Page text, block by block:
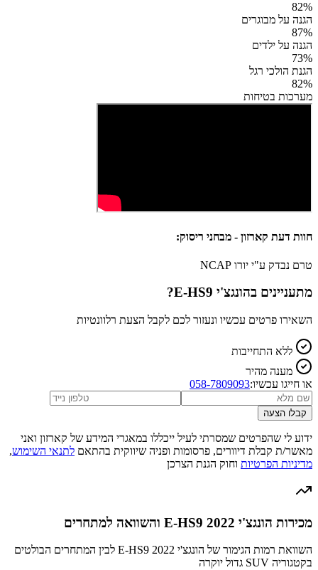
82%
הגנה על מבוגרים
87%
הגנה על ילדים
73%
הגנת הולכי רגל
82%
מערכות בטיחות
חוות דעת קארזון - מבחני ריסוק:
טרם נבדק ע"י יורו NCAP
מתעניינים בהונגצ'י E-HS9 ?
השאירו פרטים עכשיו ונעזור לכם לקבל הצעת רלוונטיות
ללא התחייבות
מענה מהיר
או חייגו עכשיו:058-7809093
קבלו הצעה
ידוע לי שהפרטים שמסרתי לעיל ייכללו במאגרי המידע של קארזון ואני
מאשר/ת קבלת דיוורים, פרסומות ופניה שיווקית בהתאם לתנאי השימוש,
מדיניות הפרטיות וחוק הגנת הצרכן
מכירות הונגצ'י E-HS9 2022 והשוואה למתחרים
השוואת רמות הגימור של הונגצ'י E-HS9 2022 לבין המתחרים הבולטים
בקטגוריה SUV גדול יוקרה